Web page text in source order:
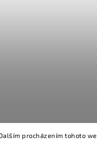
procházením tohoto